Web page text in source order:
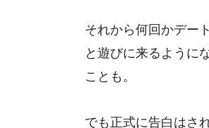
それから何回かデー
と遊びに来るように
ことも。
でも正式に告白はさ